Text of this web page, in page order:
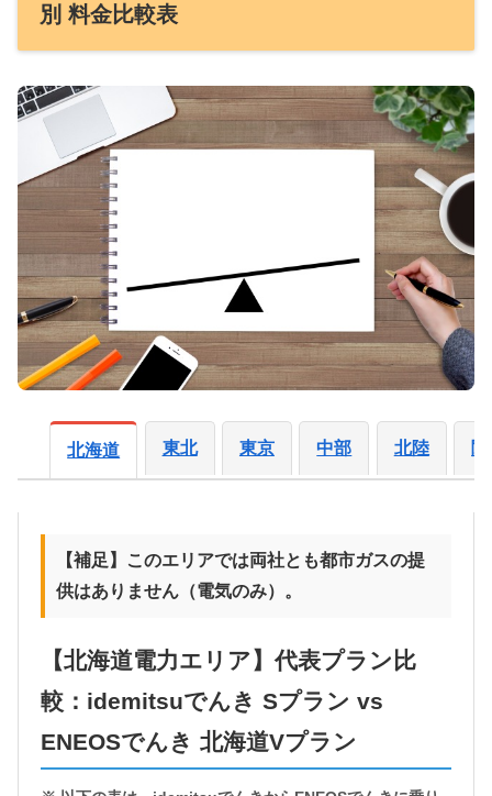
別 料金比較表
北海道 東北 東京 中部 北陸
【補足】このエリアでは両社とも都市ガスの提
供はありません（電気のみ）。
【北海道電力エリア】代表プラン比
較：idemitsuでんき Sプラン vs
ENEOSでんき 北海道Vプラン